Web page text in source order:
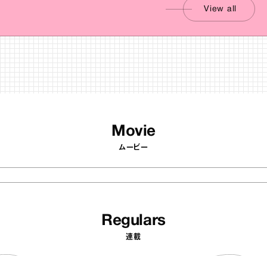
View all
Movie
ムービー
Regulars
連載